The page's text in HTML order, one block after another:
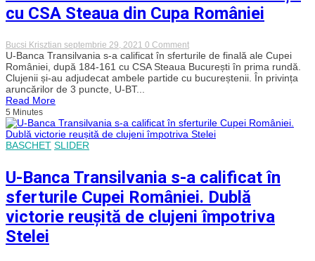
cu CSA Steaua din Cupa României
Bucsi Krisztian septembrie 29, 2021 0 Commenton
Cifrele
celor
de
la
dubla
manșă
cu
Cupa
României
U-Banca Transilvania s-a calificat în sferturile de finală ale Cupei
României, după 184-161 cu CSA Steaua București în prima rundă.
Clujenii și-au adjudecat ambele partide cu bucureștenii. În privința
aruncărilor de 3 puncte, U-BT...
Read More
5 Minutes
BASCHET SLIDER
U-Banca Transilvania s-a calificat în
sferturile Cupei României. Dublă
victorie reușită de clujeni împotriva
Stelei